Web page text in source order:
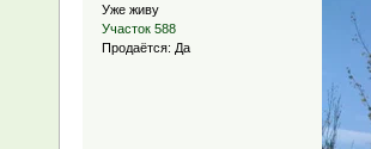
Уже живу
Участок 588
Продаётся: Да